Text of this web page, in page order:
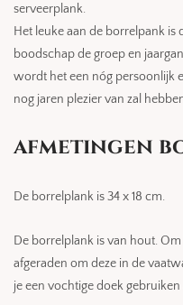
serveerplank.
Het leuke aan de borrelpank is
boodschap de groep en
wordt het een nóg persoonlijk
nog jaren plezier van zal
afmetingen
De borrelplank is 34 x 18 cm.
De borrelplank is van hout.
afgeraden om deze in de
je een vochtige doek